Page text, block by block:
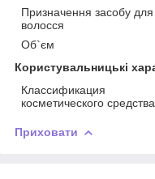
Призначення засобу для
волосся
Об`єм
Користувальницькі
Классификация
косметического средства
Приховати